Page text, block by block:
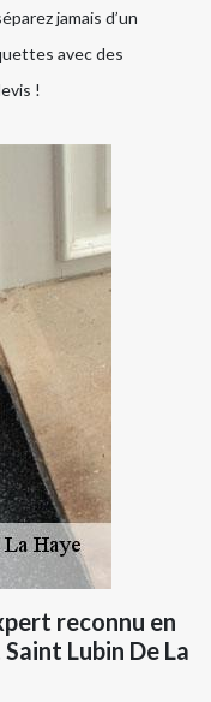
jamais d’un
avec des
!
reconnu en
Lubin De La